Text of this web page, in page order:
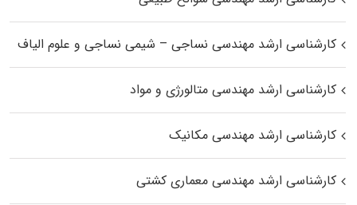
کارشناسی ارشد مهندسی نساجی – شیمی نساجی و علوم الیاف
کارشناسی ارشد مهندسی متالورژی و مواد
کارشناسی ارشد مهندسی مکانیک
کارشناسی ارشد مهندسی معماری کشتی